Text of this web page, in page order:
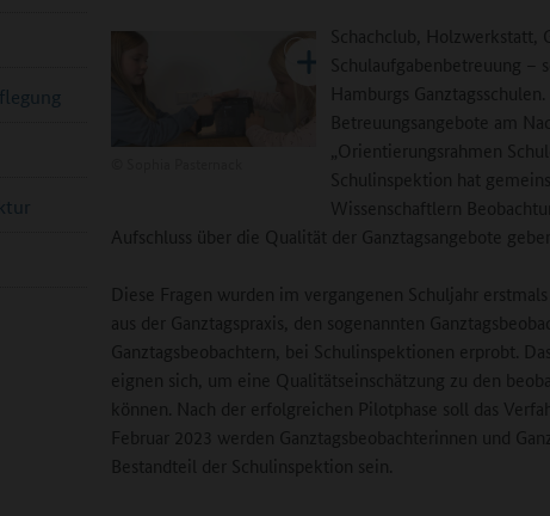
Schachclub, Holzwerkstatt,
Schulaufgabenbetreuung –
Hamburgs
Betreuungsangebote am
„Orientierungsrahmen
Schulinspektion hat
Wissenschaftlern
Aufschluss über die Qualität der Ganztagsangebote
Diese Fragen wurden im vergangenen Schuljahr
aus der Ganztagspraxis, den sogenannten
Ganztagsbeobachtern, bei Schulinspektionen erprobt.
eignen sich, um eine Qualitätseinschätzung zu den
können. Nach der erfolgreichen Pilotphase soll das
Februar 2023 werden Ganztagsbeobachterinnen und
Bestandteil der Schulinspektion sein.